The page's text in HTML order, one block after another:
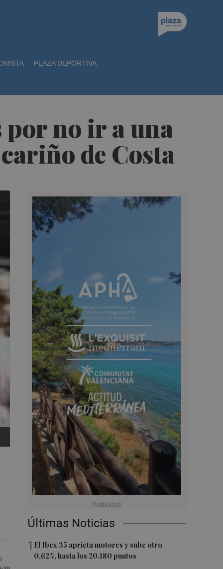
PLAZA DEPORTIVA
por no ir a una
de Costa
Últimas Noticias
1 El Ibex 35 aprieta motores y sube otro
0,62%, hasta los 20.180 puntos